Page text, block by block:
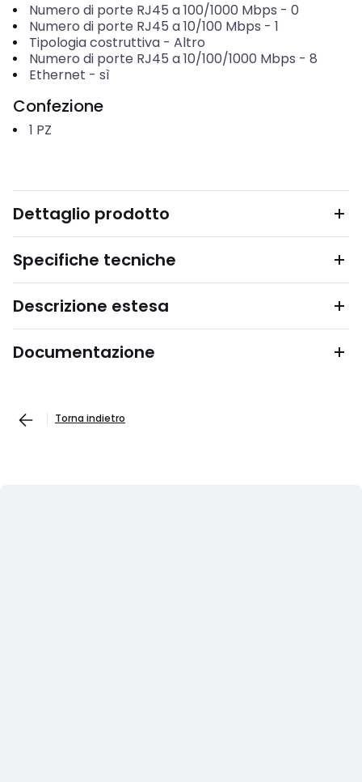
Numero di porte RJ45 a 100/1000 Mbps - 0
Numero di porte RJ45 a 10/100 Mbps - 1
Tipologia costruttiva- Altro
Numero di porte RJ45 a 10/100/1000 Mbps - 8
Ethernet - sì
Confezione
1 PZ
Dettaglio prodotto
Specifiche tecniche
Descrizione estesa
Documentazione
Torna indietro